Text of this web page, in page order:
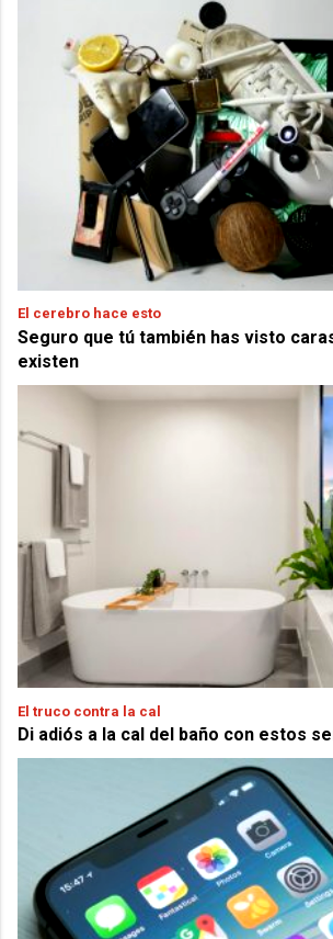
El cerebro hace esto
Seguro que tú también has visto
existen
El truco contra la cal
Di adiós a la cal del baño con estos